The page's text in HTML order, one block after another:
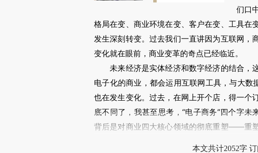
成，
观点
校验
们口
格局在变、商业环境在变、客户在变、工具在
发生深刻转变。过去我们一直讲因为互联网，
变化就在眼前，商业变革的奇点已经临近。
未来经济是实体经济和数字经济的结合，
电子化的商业，都会运用互联网工具，与大数
也在发生变化。过去，在网上开个店，得一个
底不同了，我甚至思考，“电子商务”四个字未
背后是对商业四大核心领域的彻底重塑——重
本文共计2052字